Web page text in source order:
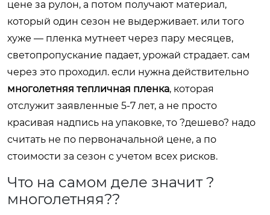
цене за рулон, а потом получают материал,
который один сезон не выдерживает. или того
хуже — пленка мутнеет через пару месяцев,
светопропускание падает, урожай страдает. сам
через это проходил. если нужна действительно
многолетняя тепличная пленка, которая
отслужит заявленные 5-7 лет, а не просто
красивая надпись на упаковке, то ?дешево? надо
считать не по первоначальной цене, а по
стоимости за сезон с учетом всех рисков.
Что на самом деле значит ?
многолетняя??